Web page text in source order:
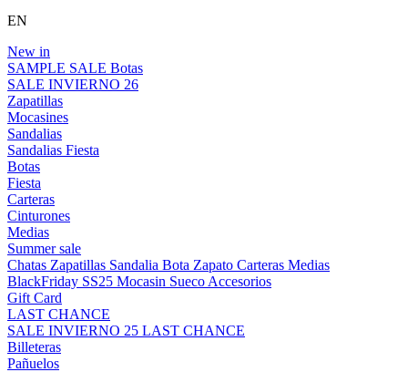
EN
New in
SAMPLE SALE Botas
SALE INVIERNO 26
Zapatillas
Mocasines
Sandalias
Sandalias Fiesta
Botas
Fiesta
Carteras
Cinturones
Medias
Summer sale
Chatas Zapatillas Sandalia Bota Zapato Carteras Medias
BlackFriday SS25 Mocasin Sueco Accesorios
Gift Card
LAST CHANCE
SALE INVIERNO 25 LAST CHANCE
Billeteras
Pañuelos